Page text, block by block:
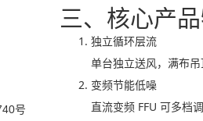
三、核心产
独立循环层流
单台独立送风，满布
变频节能低噪
直流变频 FFU 可多档
号